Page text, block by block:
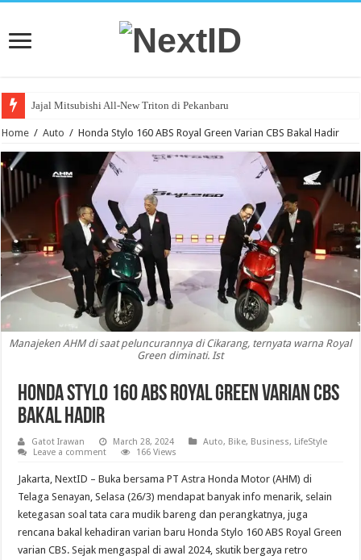
Jajal Mitsubishi All-New Triton di Pekanbaru
Home / Auto / Honda Stylo 160 ABS Royal Green Varian CBS Bakal Hadir
Manajeken AHM di saat peluncurannya di Cikarang, ternyata warna Royal
Green diminati. Ist
Honda Stylo 160 ABS Royal Green Varian CBS
Bakal Hadir
Gatot Irawan March 28, 2024 Auto, Bike, Business, LifeStyle
Leave a comment
166 Views
Jakarta, NextID – Buka bersama PT Astra Honda Motor (AHM) di
Telaga Senayan, Selasa (26/3) mendapat banyak info menarik, selain
ketegasan soal tata cara mudik bareng dan perangkatnya, juga
rencana bakal kehadiran varian baru Honda Stylo 160 ABS Royal Green
varian CBS. Sejak mengaspal di awal 2024, skutik bergaya retro